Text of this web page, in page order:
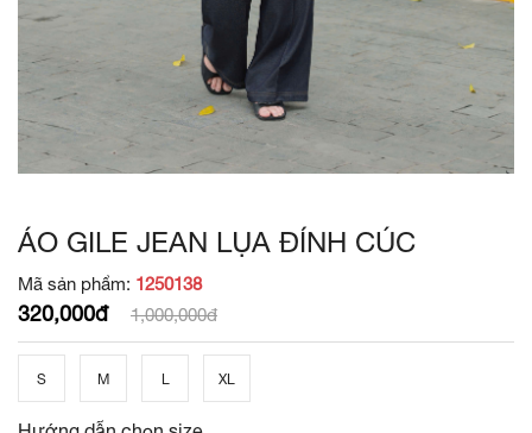
ÁO GILE JEAN LỤA ĐÍNH CÚC
Mã sản phẩm: 1250138
320,000đ 1,000,000đ
S M L XL